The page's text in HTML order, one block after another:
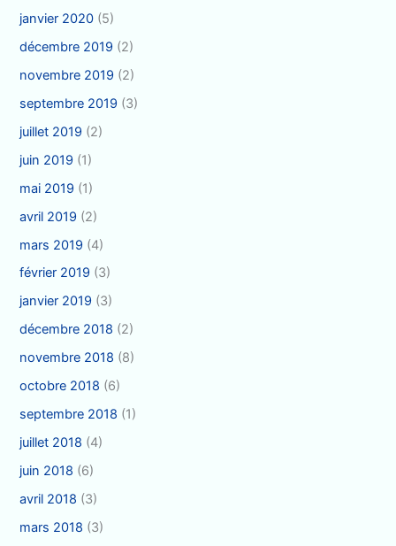
janvier 2020 (5)
décembre 2019 (2)
novembre 2019 (2)
septembre 2019 (3)
juillet 2019 (2)
juin 2019 (1)
mai 2019 (1)
avril 2019 (2)
mars 2019 (4)
février 2019 (3)
janvier 2019 (3)
décembre 2018 (2)
novembre 2018 (8)
octobre 2018 (6)
septembre 2018 (1)
juillet 2018 (4)
juin 2018 (6)
avril 2018 (3)
mars 2018 (3)